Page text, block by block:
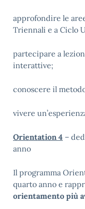
approfondire le
Triennali e a Ciclo
partecipare a
interattive;
conoscere il
vivere
Orientation 4 –
anno
Il programma
quarto anno e
orientamento più